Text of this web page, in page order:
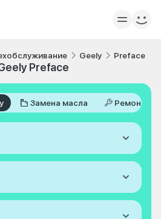
Geely Preface
Preface
Замена масла Ремонт